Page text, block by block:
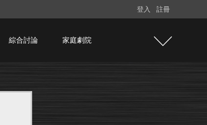
登入 註冊
綜合討論 家庭劇院